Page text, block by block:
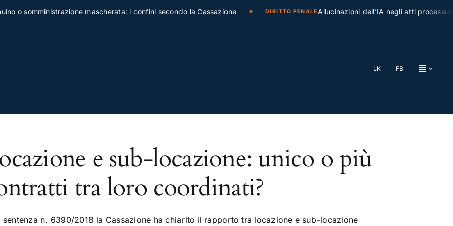
o somministrazione mascherata: i confini secondo la Cassazione DIRITTO PENALEAllucinazioni dell’IA negli atti
LK FB
e sub-locazione: unico o più
tra loro coordinati?
sentenza n. 6390/2018 la Cassazione ha chiarito il rapporto tra locazione e sub-locazione